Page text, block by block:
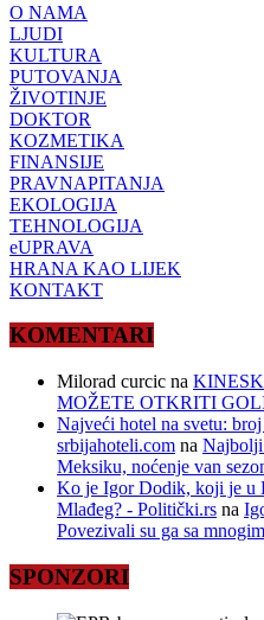
O NAMA
LJUDI
KULTURA
PUTOVANJA
ŽIVOTINJE
DOKTOR
KOZMETIKA
FINANSIJE
PRAVNAPITANJA
EKOLOGIJA
TEHNOLOGIJA
eUPRAVA
HRANA KAO LIJEK
KONTAKT
KOMENTARI
Milorad curcic na
MOŽETE OTKRITI
Najveći hotel na svetu:
srbijahoteli.com na Najbolji
Meksiku, noćenje van
Ko je Igor Dodik, koji je u
Mlađeg? - Politički.rs na
Povezivali su ga sa
SPONZORI